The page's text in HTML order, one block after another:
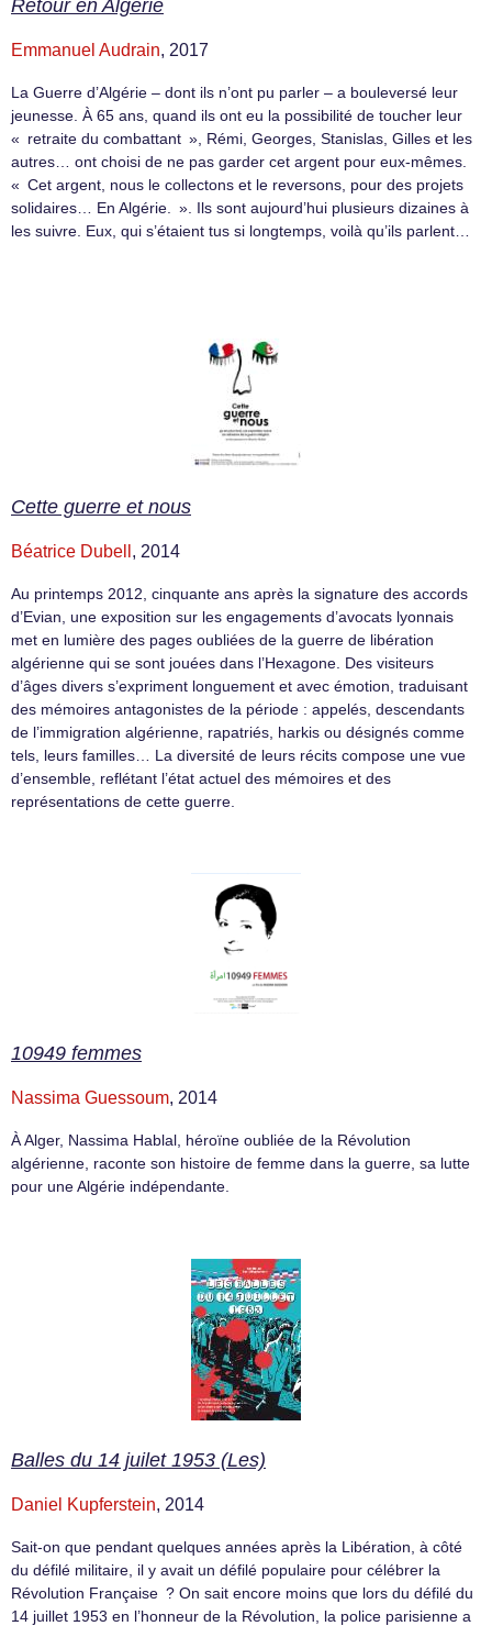
Retour en Algérie
Emmanuel Audrain, 2017
La Guerre d’Algérie – dont ils n’ont pu parler – a bouleversé leur
jeunesse. À 65 ans, quand ils ont eu la possibilité de toucher leur
« retraite du combattant », Rémi, Georges, Stanislas, Gilles et les
autres… ont choisi de ne pas garder cet argent pour eux-mêmes.
« Cet argent, nous le collectons et le reversons, pour des projets
solidaires… En Algérie. ». Ils sont aujourd’hui plusieurs dizaines à
les suivre. Eux, qui s’étaient tus si longtemps, voilà qu’ils parlent…
Cette guerre et nous
Béatrice Dubell , 2014
Au printemps 2012, cinquante ans après la signature des accords
d’Evian, une exposition sur les engagements d’avocats lyonnais
met en lumière des pages oubliées de la guerre de libération
algérienne qui se sont jouées dans l’Hexagone. Des visiteurs
d’âges divers s’expriment longuement et avec émotion, traduisant
des mémoires antagonistes de la période : appelés, descendants
de l’immigration algérienne, rapatriés, harkis ou désignés comme
tels, leurs familles… La diversité de leurs récits compose une vue
d’ensemble, reflétant l’état actuel des mémoires et des
représentations de cette guerre.
10949 femmes
Nassima Guessoum, 2014
À Alger, Nassima Hablal, héroïne oubliée de la Révolution
algérienne, raconte son histoire de femme dans la guerre, sa lutte
pour une Algérie indépendante.
Balles du 14 juilet 1953 (Les)
Daniel Kupferstein, 2014
Sait-on que pendant quelques années après la Libération, à côté
du défilé militaire, il y avait un défilé populaire pour célébrer la
Révolution Française ? On sait encore moins que lors du défilé du
14 juillet 1953 en l’honneur de la Révolution, la police parisienne a